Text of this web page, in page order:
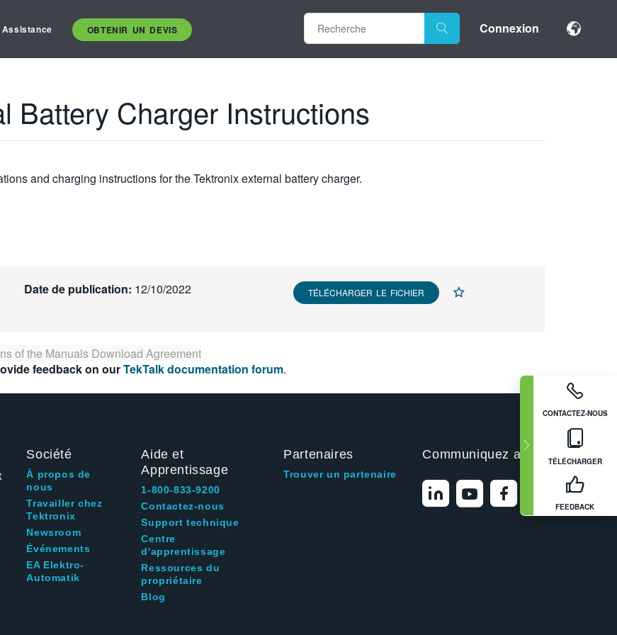
Assistance OBTENIR UN DEVIS Connexion
CONTACTEZ-NOUS
TÉLÉCHARGER
FEEDBACK
Battery Charger Instructions
and charging instructions for the Tektronix external battery charger.
Date de publication: 12/10/2022 TÉLÉCHARGER LE FICHIER
of the Manuals Download Agreement
feedback on ourTekTalk documentation forum.
Société
À propos de
nous
Travailler chez
Tektronix
Newsroom
Événements
EA Elektro-
Automatik
Aide et
Apprentissage
1-800-833-9200
Contactez-nous
Support technique
Centre
d'apprentissage
Ressources du
propriétaire
Blog
Partenaires
Trouver un partenaire
Communiquez avec nous